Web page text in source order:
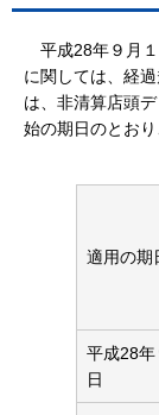
平成28年９月１
に関しては、経
は、非清算店頭
始の期日のとお
適用の期
平成28年
日